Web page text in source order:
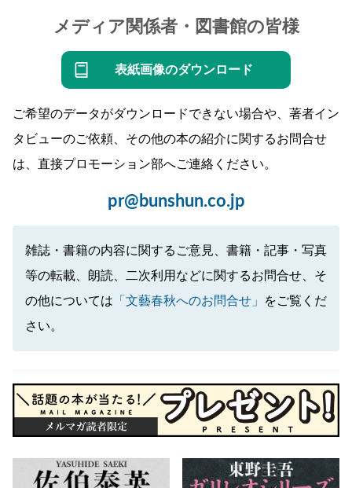
メディア関係者・図書館の皆様
表紙画像のダウンロード
ご希望のデータがダウンロードできない場合や、著者イン
タビューのご依頼、その他の本の紹介に関するお問合せ
は、直接プロモーション部へご連絡ください。
pr@bunshun.co.jp
雑誌・書籍の内容に関するご意見、書籍・記事・写真
等の転載、朗読、二次利用などに関するお問合せ、そ
の他については 「文藝春秋へのお問合せ」
をご覧くだ
さい。